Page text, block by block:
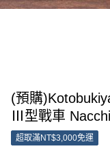
(預購
Ⅲ型戰車
超取滿NT$3,000免運